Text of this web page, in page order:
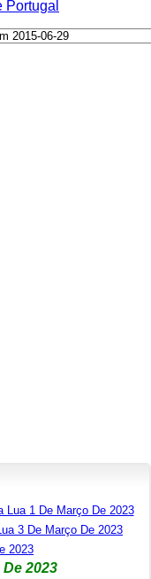
Portugal
2015-06-29
Lua 1 De Março De 2023
3 De Março De 2023
2023
2023